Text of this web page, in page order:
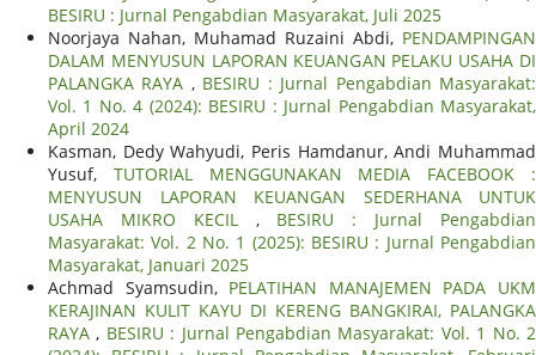
BESIRU : Jurnal Pengabdian Masyarakat, Juli 2025
Noorjaya Nahan, Muhamad Ruzaini Abdi, PENDAMPINGAN
DALAM MENYUSUN LAPORAN KEUANGAN PELAKU USAHA DI
PALANGKA RAYA , BESIRU : Jurnal Pengabdian Masyarakat:
Vol. 1 No. 4 (2024): BESIRU : Jurnal Pengabdian Masyarakat,
April 2024
Kasman, Dedy Wahyudi, Peris Hamdanur, Andi Muhammad
Yusuf, TUTORIAL MENGGUNAKAN MEDIA FACEBOOK :
MENYUSUN LAPORAN KEUANGAN SEDERHANA UNTUK
USAHA MIKRO KECIL , BESIRU : Jurnal Pengabdian
Masyarakat: Vol. 2 No. 1 (2025): BESIRU : Jurnal Pengabdian
Masyarakat, Januari 2025
Achmad Syamsudin, PELATIHAN MANAJEMEN PADA UKM
KERAJINAN KULIT KAYU DI KERENG BANGKIRAI, PALANGKA
RAYA, BESIRU : Jurnal Pengabdian Masyarakat: Vol. 1 No. 2